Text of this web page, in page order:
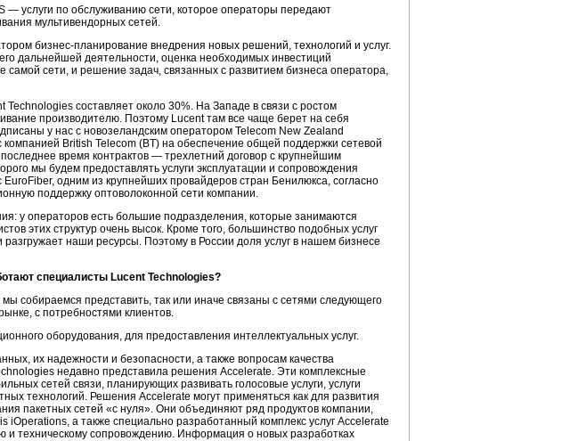
услуги по обслуживанию сети, которое операторы передают
мультивендорных сетей.
бизнес-планирование внедрения новых решений, технологий и услуг.
дальнейшей деятельности, оценка необходимых инвестиций
самой сети, и решение задач, связанных с развитием бизнеса оператора,
составляет около 30%. На Западе в связи с ростом
производителю. Поэтому Lucent там все чаще берет на себя
у нас с новозеландским оператором Telecom New Zealand
British Telecom (BT) на обеспечение общей поддержки сетевой
время контрактов — трехлетний договор с крупнейшим
мы будем предоставлять услуги эксплуатации и сопровождения
EuroFiber, одним из крупнейших провайдеров стран Бенилюкса, согласно
поддержку оптоволоконной сети компании.
у операторов есть большие подразделения, которые занимаются
этих структур очень высок. Кроме того, большинство подобных услуг
разгружает наши ресурсы. Поэтому в России доля услуг в нашем бизнесе
специалисты Lucent Technologies?
собираемся представить, так или иначе связаны с сетями следующего
с потребностями клиентов.
оборудования, для предоставления интеллектуальных услуг.
их надежности и безопасности, а также вопросам качества
недавно представила решения Accelerate. Эти комплексные
сетей связи, планирующих развивать голосовые услуги, услуги
технологий. Решения Accelerate могут применяться как для развития
пакетных сетей «с нуля». Они объединяют ряд продуктов компании,
а также специально разработанный комплекс услуг Accelerate
и техническому сопровождению. Информация о новых разработках